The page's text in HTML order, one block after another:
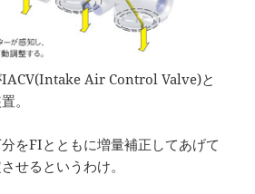
IACV(Intake Air Control Valve)と
。
をFIとともに増量補正してあげて
せるというわけ。